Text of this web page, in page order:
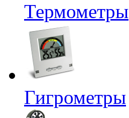
Термометры
Гигрометры